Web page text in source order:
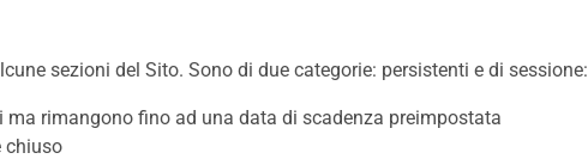
sezioni del Sito. Sono di due categorie: persistenti e di sessione:
rimangono fino ad una data di scadenza preimpostata
chiuso